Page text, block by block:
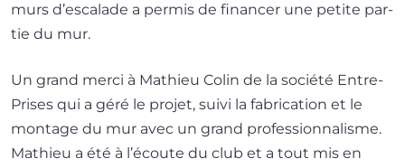
murs d’escalade a per­mis de finan­cer une petite par­
tie du mur.
Un grand mer­ci à Mathieu Colin de la socié­té Entre-
Prises qui a géré le pro­jet, sui­vi la fabri­ca­tion et le
mon­tage du mur avec un grand pro­fes­sion­na­lisme.
Mathieu a été à l’écoute du club et a tout mis en